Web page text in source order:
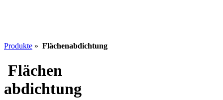
Produkte » Flächenabdichtung
Flächen
abdichtung